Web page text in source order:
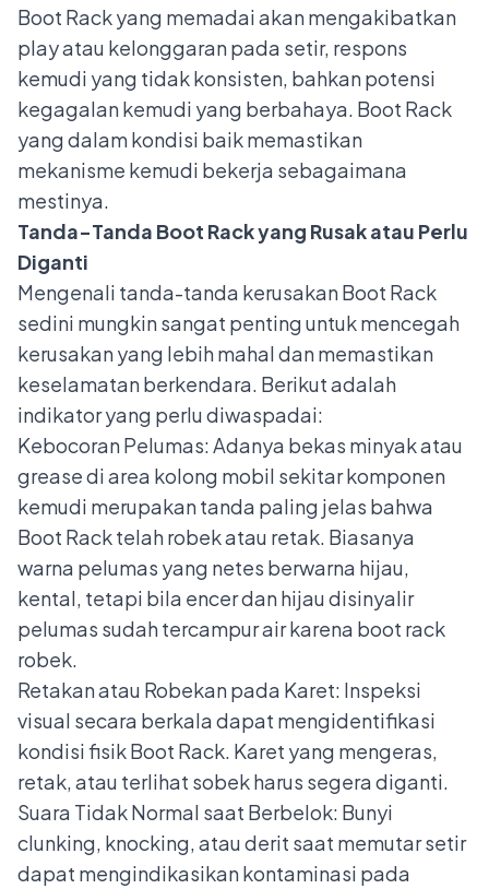
Boot Rack yang memadai akan mengakibatkan
play atau kelonggaran pada setir, respons
kemudi yang tidak konsisten, bahkan potensi
kegagalan kemudi yang berbahaya. Boot Rack
yang dalam kondisi baik memastikan
mekanisme kemudi bekerja sebagaimana
mestinya.
Tanda-Tanda Boot Rack yang Rusak atau Perlu
Diganti
Mengenali tanda-tanda kerusakan Boot Rack
sedini mungkin sangat penting untuk mencegah
kerusakan yang lebih mahal dan memastikan
keselamatan berkendara. Berikut adalah
indikator yang perlu diwaspadai:
Kebocoran Pelumas: Adanya bekas minyak atau
grease di area kolong mobil sekitar komponen
kemudi merupakan tanda paling jelas bahwa
Boot Rack telah robek atau retak. Biasanya
warna pelumas yang netes berwarna hijau,
kental, tetapi bila encer dan hijau disinyalir
pelumas sudah tercampur air karena boot rack
robek.
Retakan atau Robekan pada Karet: Inspeksi
visual secara berkala dapat mengidentifikasi
kondisi fisik Boot Rack. Karet yang mengeras,
retak, atau terlihat sobek harus segera diganti.
Suara Tidak Normal saat Berbelok: Bunyi
clunking, knocking, atau derit saat memutar setir
dapat mengindikasikan kontaminasi pada